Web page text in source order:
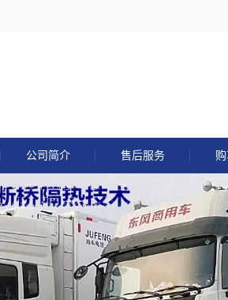
公司简介 售后服务